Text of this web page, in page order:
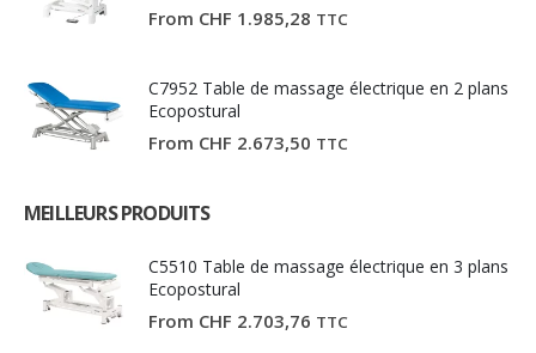
From CHF 1.985,28 TTC
C7952 Table de massage électrique en 2 plans
Ecopostural
From CHF 2.673,50 TTC
MEILLEURS PRODUITS
C5510 Table de massage électrique en 3 plans
Ecopostural
From CHF 2.703,76 TTC